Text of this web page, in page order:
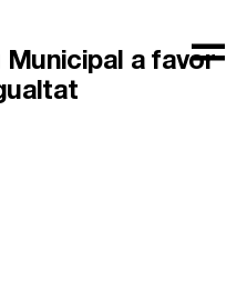
a favor